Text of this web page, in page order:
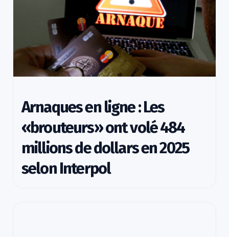
Arnaques en ligne : Les
«brouteurs» ont volé 484
millions de dollars en 2025
selon Interpol